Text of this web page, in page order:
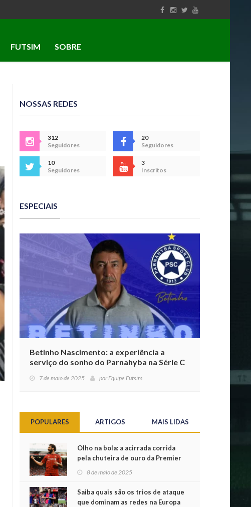
FUTSIM SOBRE
NOSSAS REDES
312
Seguidores
20
Seguidores
10
Seguidores
3
Inscritos
ESPECIAIS
Betinho Nascimento: a experiência a
serviço do sonho do Parnahyba na Série C
7 de maio de 2025 porEquipe Futsim
POPULARES ARTIGOS MAIS LIDAS
Olho na bola: a acirrada corrida
pela chuteira de ouro da Premier
League
8 de maio de 2025
Saiba quais são os trios de ataque
que dominam as redes na Europa